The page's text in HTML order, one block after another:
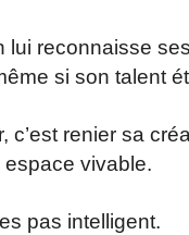
lui reconnaisse
si son talent
c’est renier sa
vivable.
pas intelligent.